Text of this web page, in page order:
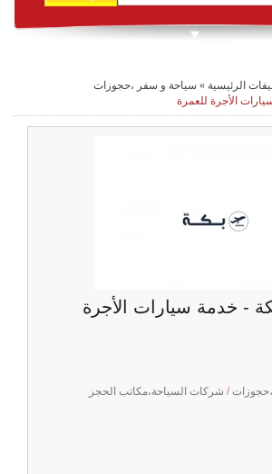
الرئيسية » سياحة و سفر ،حجوزات
الأجرة للعمرة
- خدمة سيارات الأجرة
/ شركات السياحة،مكاتب الحجز